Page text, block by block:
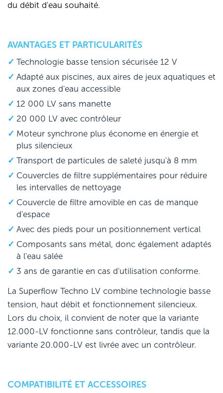
du débit d'eau souhaité.
AVANTAGES ET PARTICULARITÉS
Technologie basse tension sécurisée 12 V
Adapté aux piscines, aux aires de jeux aquatiques et
aux zones d'eau accessible
12 000 LV sans manette
20 000 LV avec contrôleur
Moteur synchrone plus économe en énergie et
plus silencieux
Transport de particules de saleté jusqu'à 8 mm
Couvercles de filtre supplémentaires pour réduire
les intervalles de nettoyage
Couvercle de filtre amovible en cas de manque
d'espace
Avec des pieds pour un positionnement vertical
Composants sans métal, donc également adaptés
à l'eau salée
3 ans de garantie en cas d'utilisation conforme.
La Superflow Techno LV combine technologie basse
tension, haut débit et fonctionnement silencieux.
Lors du choix, il convient de noter que la variante
12.000-LV fonctionne sans contrôleur, tandis que la
variante 20.000-LV est livrée avec un contrôleur.
COMPATIBILITÉ ET ACCESSOIRES